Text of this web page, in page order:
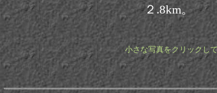
２.8km。
小さな写真をクリックし